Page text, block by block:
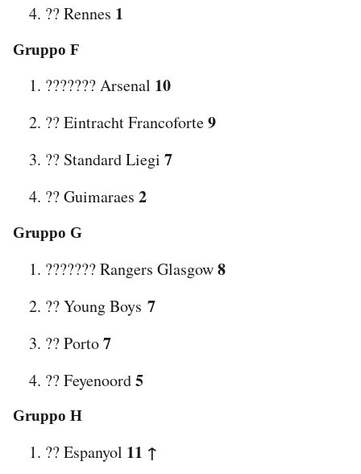
?? Rennes 1
Gruppo F
??????? Arsenal 10
?? Eintracht Francoforte9
?? Standard Liegi 7
?? Guimaraes 2
Gruppo G
??????? Rangers Glasgow8
?? Young Boys 7
?? Porto7
?? Feyenoord5
Gruppo H
?? Espanyol 11 ↑